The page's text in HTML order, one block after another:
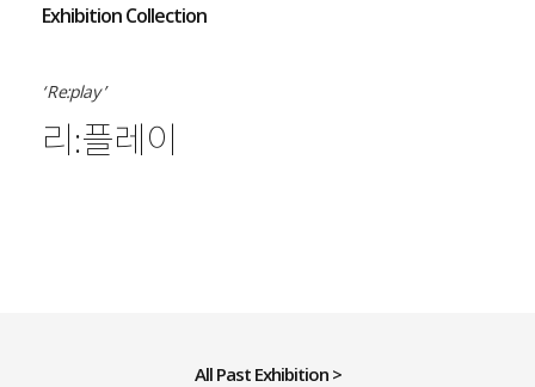
Exhibition Collection
‘ Re:play ’
리:플레이
All Past Exhibition >